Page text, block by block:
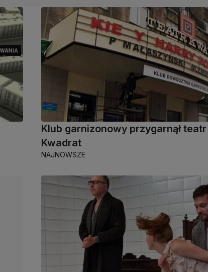
Klub garnizonowy przygarnął teatr
Kwadrat
NAJNOWSZE